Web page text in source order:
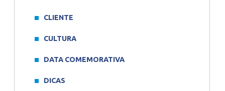
CLIENTE
CULTURA
DATA COMEMORATIVA
DICAS